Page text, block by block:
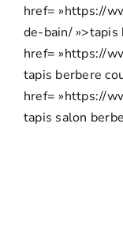
href= »https://
de-bain/ »>tapis
href= »https://
tapis berbere
href= »https://
tapis salon